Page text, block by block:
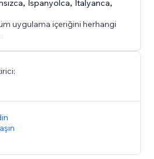
için Grafikler ve
, İspanyolca, İtalyanca,
uygulama içeriğini herhangi